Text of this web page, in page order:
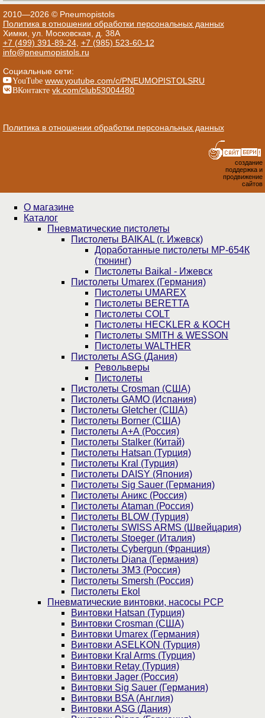
2010—2026 © Pneumopistols
Политика в отношении обработки персональных данных
Химки, ул. Московская, д. 38А
+7 (499) 391-89-24, +7 (985) 523-60-12
info@pneumopistols.ru
Социальные сети:
YouTube www.youtube.com/c/PNEUMOPISTOLSRU
ВКонтакте vk.com/club53004480
Политика в отношении обработки персональных данных
создание
поддержка и
продвижение
сайтов
О магазине
Каталог
Пнев­ма­ти­чес­кие пистолеты
Пистолеты BAIKAL (г. Ижевск)
Доработанные пистолеты МР-654К
(тюнинг)
Пистолеты Baikal - Ижевск
Пистолеты Umarex (Германия)
Пистолеты UMAREX
Пистолеты BERETTA
Пистолеты COLT
Пистолеты HECKLER & KOCH
Пистолеты SMITH & WESSON
Пистолеты WALTHER
Пистолеты ASG (Дания)
Револьверы
Пистолеты
Пистолеты Crosman (США)
Пистолеты GAMO (Испания)
Пистолеты Gletcher (США)
Пистолеты Borner (США)
Пистолеты А+А (Россия)
Пистолеты Stalker (Китай)
Пистолеты Hatsan (Турция)
Пистолеты Kral (Турция)
Пистолеты DAISY (Япония)
Пистолеты Sig Sauer (Германия)
Пистолеты Аникс (Россия)
Пистолеты Ataman (Россия)
Пистолеты BLOW (Турция)
Пистолеты SWISS ARMS (Швейцария)
Пистолеты Stoeger (Италия)
Пистолеты Cybergun (Франция)
Пистолеты Diana (Германия)
Пистолеты ЗМЗ (Россия)
Пистолеты Smersh (Россия)
Пистолеты Ekol
Пневматические винтовки, насосы PCP
Винтовки Hatsan (Турция)
Винтовки Crosman (США)
Винтовки Umarex (Германия)
Винтовки ASELKON (Турция)
Винтовки Kral Arms (Турция)
Винтовки Retay (Турция)
Винтовки Jager (Россия)
Винтовки Sig Sauer (Германия)
Винтовки BSA (Англия)
Винтовки ASG (Дания)